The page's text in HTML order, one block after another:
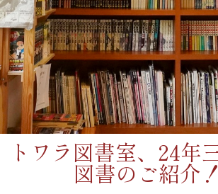
トワラ図書室、24年
図書のご紹介